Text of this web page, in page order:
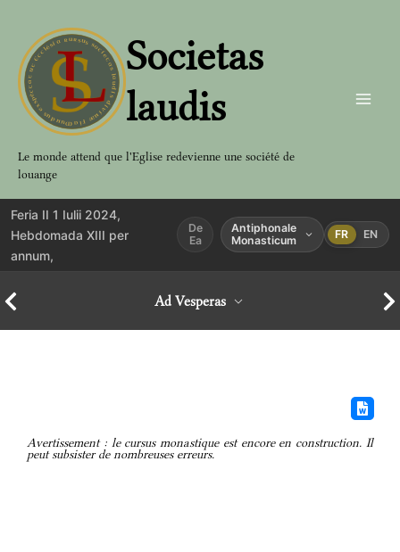
contenu
Societas
laudis
Le monde attend que l'Eglise redevienne une société de
louange
Feria II 1 Iulii 2024,
Hebdomada XIII per
annum,
De
Ea
Antiphonale
Monasticum
FR EN
Ad Vesperas
Avertissement : le cursus monastique est encore en construction. Il
peut subsister de nombreuses erreurs.